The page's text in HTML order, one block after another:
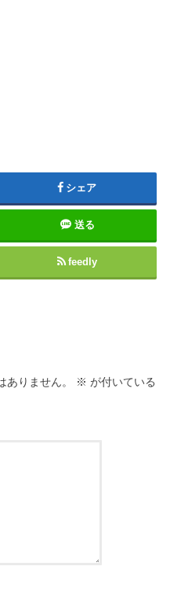
シェア
送る
feedly
りません。 ※ が付いている